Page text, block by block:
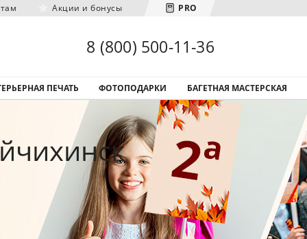
Акции и бонусы PRO
Загрузка городов...
8 (800) 500-11-36
ПЕЧАТЬ ФОТОПОДАРКИ БАГЕТНАЯ МАСТЕРСКАЯ